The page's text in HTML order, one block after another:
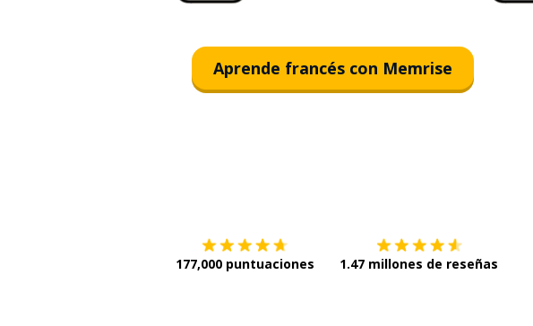
Aprende francés con Memrise
177,000 puntuaciones 1.47 millones de reseñas